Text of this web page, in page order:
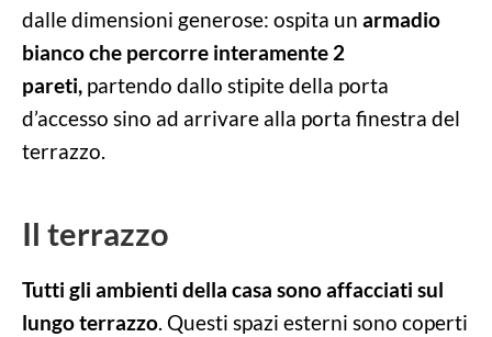
dalle dimensioni generose: ospita un armadio
bianco che percorre interamente 2
pareti, partendo dallo stipite della porta
d’accesso sino ad arrivare alla porta finestra del
terrazzo.
Il terrazzo
Tutti gli ambienti della casa sono affacciati sul
lungo terrazzo. Questi spazi esterni sono coperti